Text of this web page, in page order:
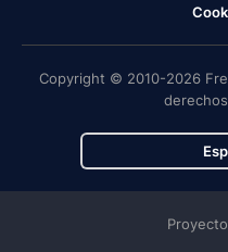
Copyright © 2010-2026